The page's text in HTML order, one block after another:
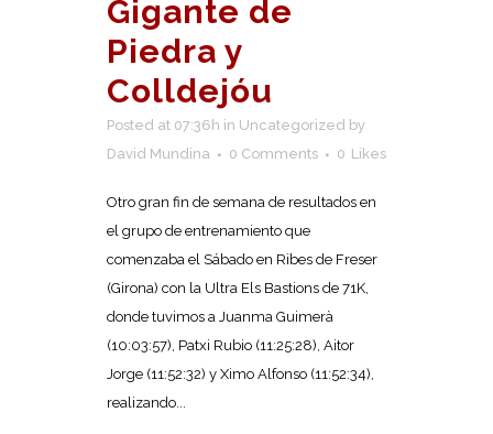
Gigante de
Piedra y
Colldejóu
Posted at 07:36h in Uncategorized by
David Mundina
0 Comments 0 Likes
Otro gran fin de semana de resultados en
el grupo de entrenamiento que
comenzaba el Sábado en Ribes de Freser
(Girona) con la Ultra Els Bastions de 71K,
donde tuvimos a Juanma Guimerà
(10:03:57), Patxi Rubio (11:25:28), Aitor
Jorge (11:52:32) y Ximo Alfonso (11:52:34),
realizando...